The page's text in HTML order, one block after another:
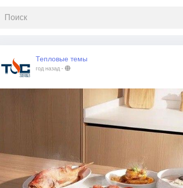
Тепловые темы
год назад -